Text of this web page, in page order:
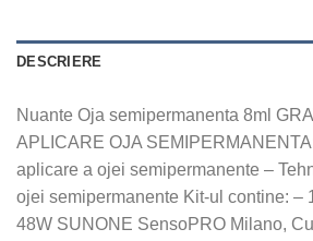
DESCRIERE
Nuante Oja semipermanenta 8ml
APLICARE OJA
aplicare a ojei semipermanente –
ojei semipermanente Kit-ul contine: –
48W SUNONE SensoPRO Milano,